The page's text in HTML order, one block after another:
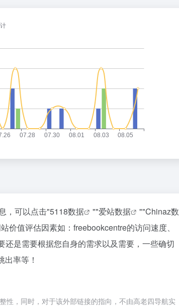
，可以点击"5118数据 ""爱站数据 ""Chinaz数
值评估因素如：freebookcentre的访问速度、
是需要根据您自身的需求以及需要，一些确切
率等！
，同时，对于该外部链接的指向，不由高老四导航实